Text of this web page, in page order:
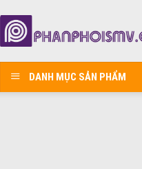
DANH MỤC SẢN PHẨM